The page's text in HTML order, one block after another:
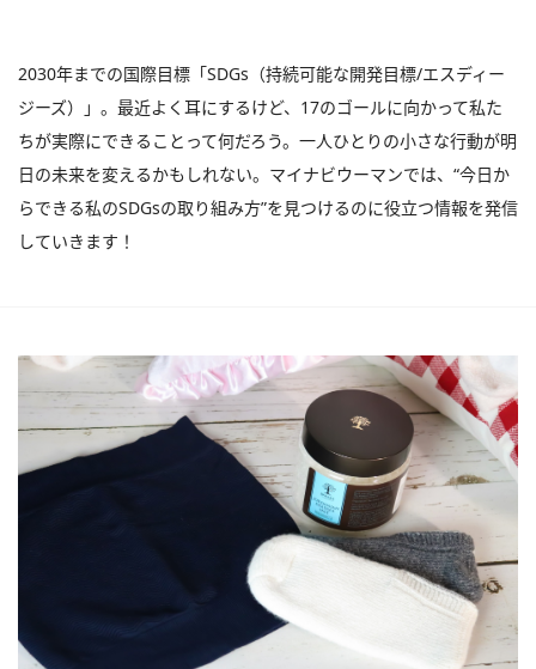
2030年までの国際目標「SDGs（持続可能な開発目標/エスディー
ジーズ）」。最近よく耳にするけど、17のゴールに向かって私た
ちが実際にできることって何だろう。一人ひとりの小さな行動が明
日の未来を変えるかもしれない。マイナビウーマンでは、“今日か
らできる私のSDGsの取り組み方”を見つけるのに役立つ情報を発信
していきます！